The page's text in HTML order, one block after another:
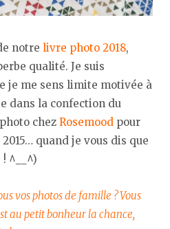
notre livre photo 2018,
qualité. Je suis
je me sens limite motivée à
dans la confection du
chez Rosemood pour
2015… quand je vous dis que
^__^)
vos photos de famille ? Vous
au petit bonheur la chance,